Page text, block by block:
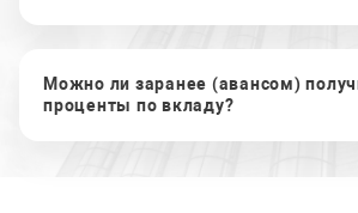
Можно ли заранее (авансом)
проценты по вкладу?